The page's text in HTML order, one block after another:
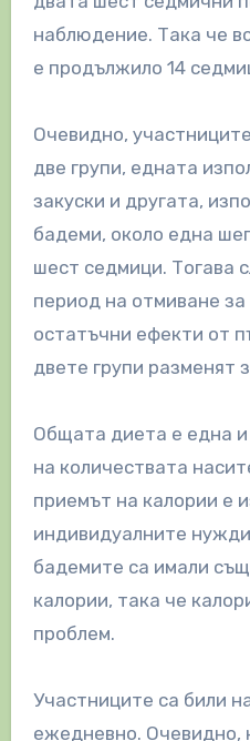
наблюдение. Така че
е продължило 14
Очевидно,
две групи, едната
закуски и другата,
бадеми, около една
шест седмици. Тогава
период на отмиване
остатъчни ефекти от
двете групи разменят
Общата диета е една
на количествата
приемът на калории е
индивидуалните
бадемите са имали
калории, така че
проблем.
Участниците са били
ежедневно. Очевидно,